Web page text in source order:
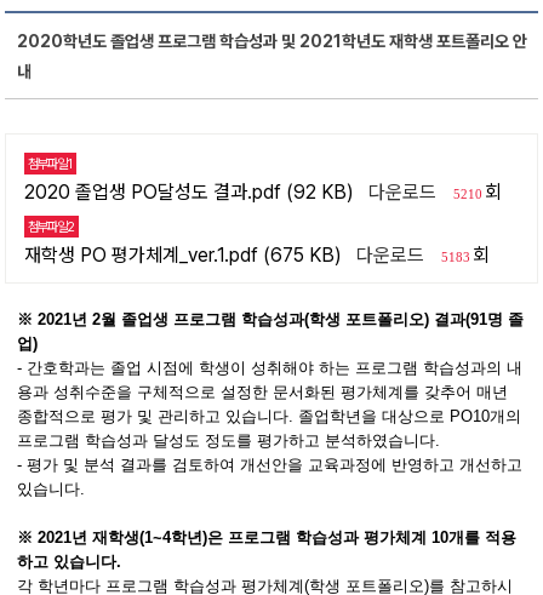
2020학년도 졸업생 프로그램 학습성과 및 2021학년도 재학생 포트폴리오 안
내
첨부파일1
2020 졸업생 PO달성도 결과.pdf (92 KB) 다운로드 5210 회
첨부파일2
재학생 PO 평가체계_ver.1.pdf (675 KB) 다운로드 5183 회
※ 2021년 2월 졸업생 프로그램 학습성과(학생 포트폴리오) 결과(91명 졸
업)
- 간호학과는 졸업 시점에 학생이 성취해야 하는 프로그램 학습성과의 내
용과 성취수준을 구체적으로 설정한 문서화된 평가체계를 갖추어 매년
종합적으로 평가 및 관리하고 있습니다. 졸업학년을 대상으로 PO10개의
프로그램 학습성과 달성도 정도를 평가하고 분석하였습니다.
- 평가 및 분석 결과를 검토하여 개선안을 교육과정에 반영하고 개선하고
있습니다.
※ 2021년 재학생(1~4학년)은 프로그램 학습성과 평가체계 10개를 적용
하고 있습니다.
각 학년마다 프로그램 학습성과 평가체계(학생 포트폴리오)를 참고하시